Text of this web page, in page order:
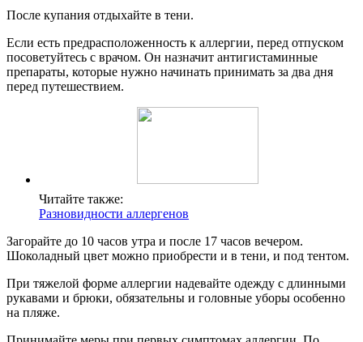
После купания отдыхайте в тени.
Если есть предрасположенность к аллергии, перед отпуском
посоветуйтесь с врачом. Он назначит антигистаминные
препараты, которые нужно начинать принимать за два дня
перед путешествием.
Читайте также:
Разновидности аллергенов
Загорайте до 10 часов утра и после 17 часов вечером.
Шоколадный цвет можно приобрести и в тени, и под тентом.
При тяжелой форме аллергии надевайте одежду с длинными
рукавами и брюки, обязательны и головные уборы особенно
на пляже.